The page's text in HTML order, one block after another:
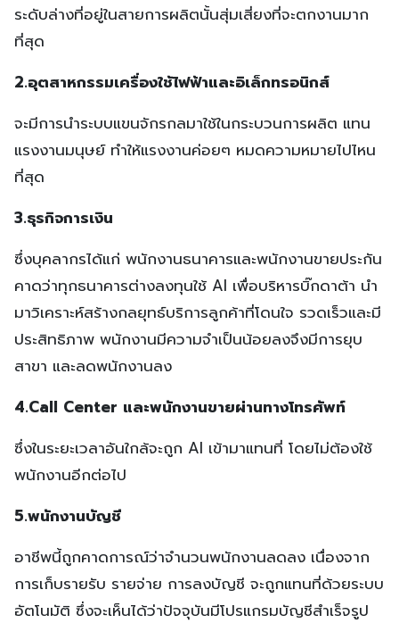
ระดับล่างที่อยู่ในสายการผลิตนั้นสุ่มเสี่ยงที่จะตกงานมาก
ที่สุด
2.อุตสาหกรรมเครื่องใช้ไฟฟ้าและอิเล็กทรอนิกส์
จะมีการนำระบบแขนจักรกลมาใช้ในกระบวนการผลิต แทน
แรงงานมนุษย์ ทำให้แรงงานค่อยๆ หมดความหมายไปไหน
ที่สุด
3.ธุรกิจการเงิน
ซึ่งบุคลากรได้แก่ พนักงานธนาคารและพนักงานขายประกัน
คาดว่าทุกธนาคารต่างลงทุนใช้ AI เพื่อบริหารบิ๊กดาต้า นำ
มาวิเคราะห์สร้างกลยุทธ์บริการลูกค้าที่โดนใจ รวดเร็วและมี
ประสิทธิภาพ พนักงานมีความจำเป็นน้อยลงจึงมีการยุบ
สาขา และลดพนักงานลง
4.Call Center และพนักงานขายผ่านทางโทรศัพท์
ซึ่งในระยะเวลาอันใกล้จะถูก AI เข้ามาแทนที่ โดยไม่ต้องใช้
พนักงานอีกต่อไป
5.พนักงานบัญชี
อาชีพนี้ถูกคาดการณ์ว่าจำนวนพนักงานลดลง เนื่องจาก
การเก็บรายรับ รายจ่าย การลงบัญชี จะถูกแทนที่ด้วยระบบ
อัตโนมัติ ซึ่งจะเห็นได้ว่าปัจจุบันมีโปรแกรมบัญชีสำเร็จรูป